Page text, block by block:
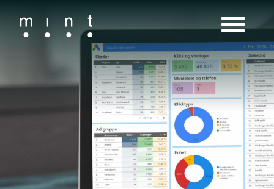
Main Navigation